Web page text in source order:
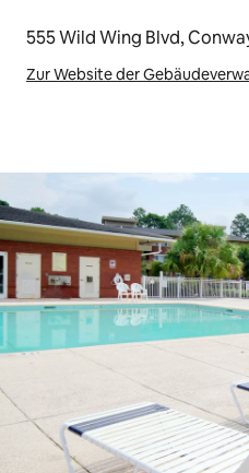
555 Wild Wing Blvd,
Zur Website der